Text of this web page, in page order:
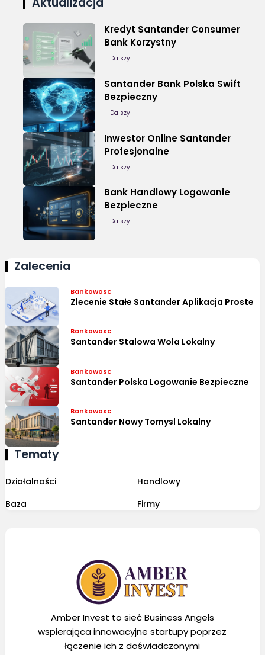
Kredyt Santander Consumer
Bank Korzystny
Dalszy
Santander Bank Polska Swift
Bezpieczny
Dalszy
Inwestor Online Santander
Profesjonalne
Dalszy
Bank Handlowy Logowanie
Bezpieczne
Dalszy
Zalecenia
Bankowosc
Zlecenie Stałe Santander Aplikacja Proste
Bankowosc
Santander Stalowa Wola Lokalny
Bankowosc
Santander Polska Logowanie Bezpieczne
Bankowosc
Santander Nowy Tomysl Lokalny
Tematy
Działalności
Handlowy
Baza
Firmy
Amber Invest to sieć Business Angels
wspierająca innowacyjne startupy poprzez
łączenie ich z doświadczonymi